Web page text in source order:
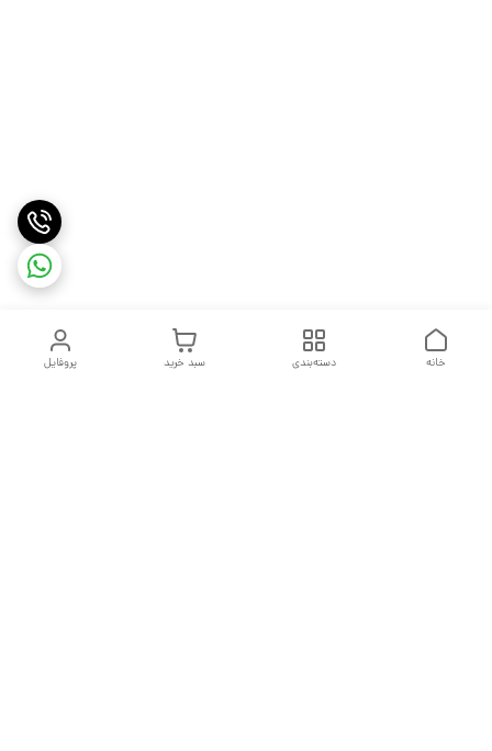
پروفایل سبد خرید دسته‌بندی خانه